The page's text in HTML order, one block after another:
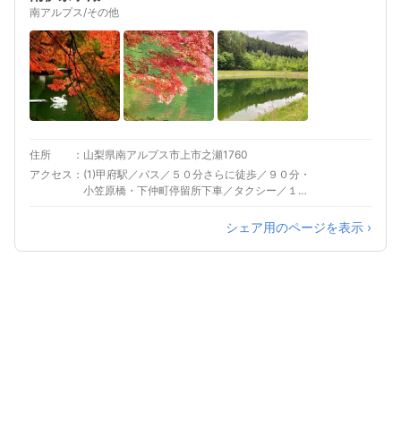
南アルプス/その他
住所
山梨県南アルプス市上市之瀬1760
アクセス
(1)甲府駅／バス／５０分さらに徒歩／９０分・
小笠原橋・下仲町停留所下車／タクシー／１５
シェア用のページを表示 ›